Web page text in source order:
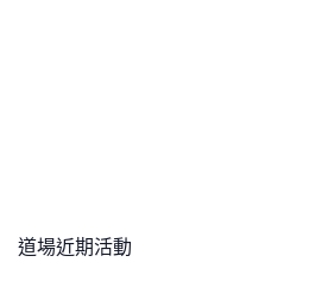
道場近期活動